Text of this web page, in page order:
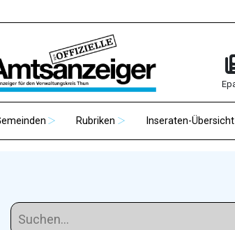
Rubriken Inseraten-Übersicht